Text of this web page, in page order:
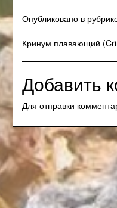
Опубликовано в
Навигация
по
записям
Кринум плавающий
Добавить
Для отправки